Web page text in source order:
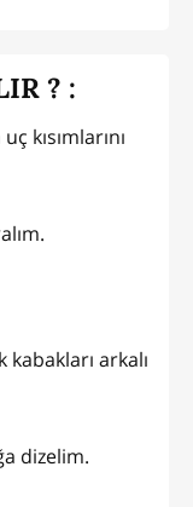
? :
kısımlarını
kabakları arkalı
dizelim.